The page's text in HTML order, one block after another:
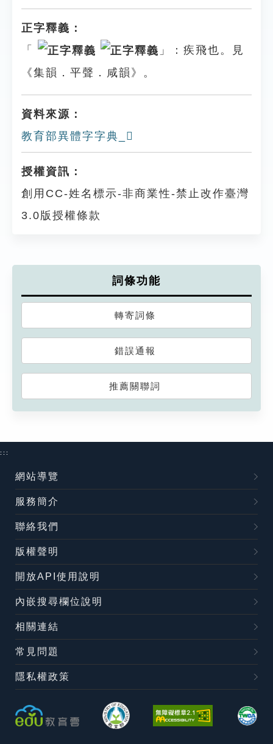
正字釋義：
「
」：疾飛也。見
《集韻．平聲．咸韻》。
資料來源：
教育部異體字字典_𦑘
授權資訊：
創用CC-姓名標示-非商業性-禁止改作臺灣
3.0版授權條款
詞條功能
轉寄詞條
錯誤通報
推薦關聯詞
:::
網站導覽
服務簡介
聯絡我們
版權聲明
開放API使用說明
內嵌搜尋欄位說明
相關連結
常見問題
隱私權政策